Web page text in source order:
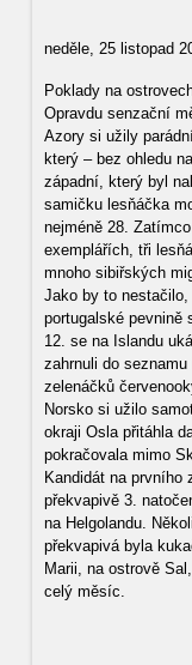
neděle, 25 listopad
Poklady na
Opravdu senzační
Azory si užily
který – bez ohledu
západní, který byl
samičku lesňáčka
nejméně 28.
exemplářích, tři
mnoho sibiřských
Jako by to
portugalské pevnině
12. se na Islandu
zahrnuli do
zelenáčků
Norsko si užilo
okraji Osla přitáhla
pokračovala mimo
Kandidát na
překvapivě 3.
na Helgolandu.
překvapivá byla
Marii, na ostrově
celý měsíc.